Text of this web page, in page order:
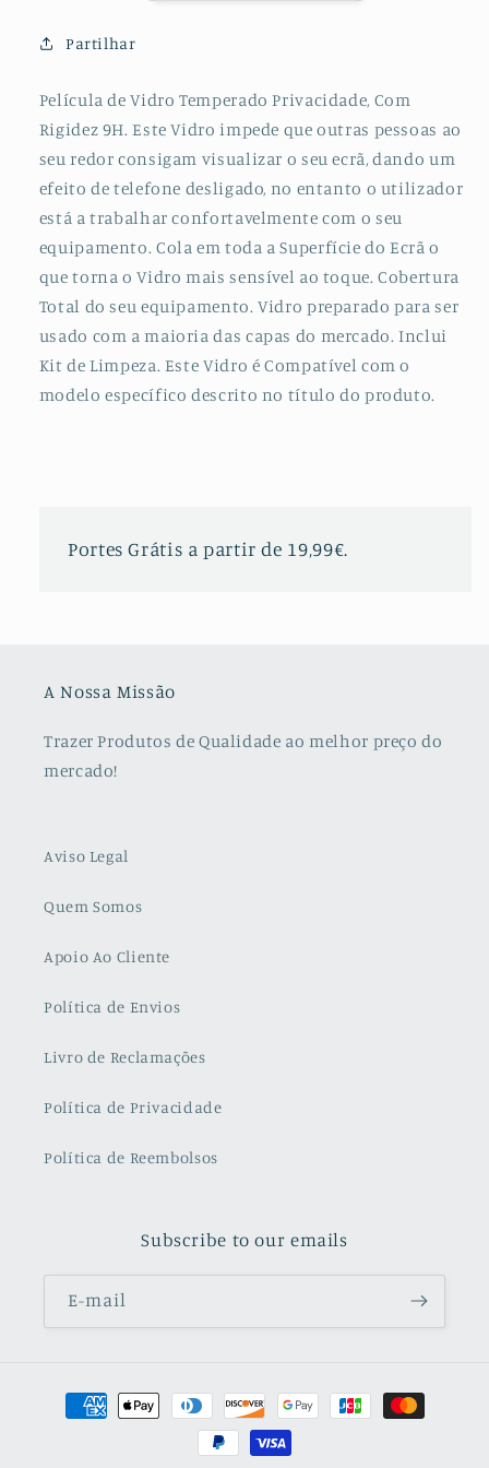
Xiaomi
10i
5G
5G
Partilhar
Película de Vidro Temperado Privacidade, Com
Rigidez 9H. Este Vidro impede que outras pessoas ao
seu redor consigam visualizar o seu ecrã, dando um
efeito de telefone desligado, no entanto o utilizador
está a trabalhar confortavelmente com o seu
equipamento. Cola em toda a Superfície do Ecrã o
que torna o Vidro mais sensível ao toque. Cobertura
Total do seu equipamento. Vidro preparado para ser
usado com a maioria das capas do mercado. Inclui
Kit de Limpeza. Este Vidro é Compatível com o
modelo específico descrito no título do produto.
Portes Grátis a partir de 19,99€.
A Nossa Missão
Trazer Produtos de Qualidade ao melhor preço do
mercado!
Aviso Legal
Quem Somos
Apoio Ao Cliente
Política de Envios
Livro de Reclamações
Política de Privacidade
Política de Reembolsos
Subscribe to our emails
E-mail
Métodos